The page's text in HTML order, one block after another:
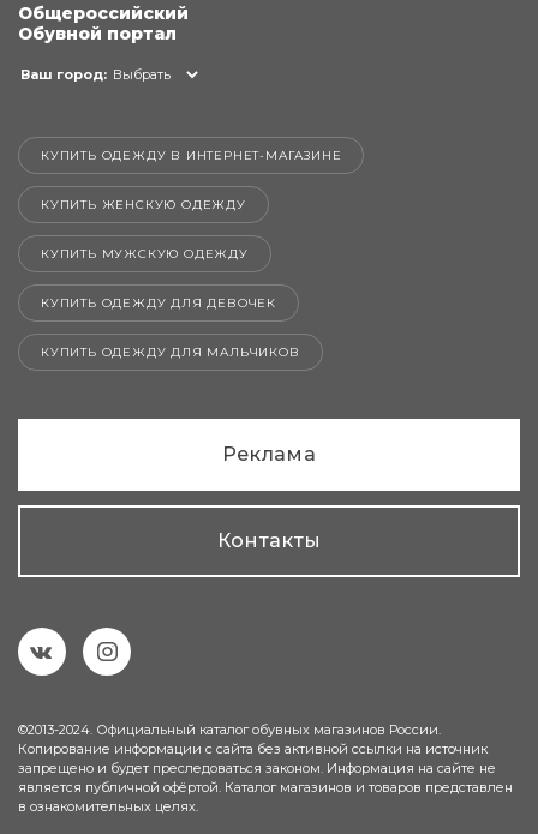
Общероссийский
Обувной портал
Ваш город: Выбрать
КУПИТЬ ОДЕЖДУ В ИНТЕРНЕТ-МАГАЗИНЕ
КУПИТЬ ЖЕНСКУЮ ОДЕЖДУ
КУПИТЬ МУЖСКУЮ ОДЕЖДУ
КУПИТЬ ОДЕЖДУ ДЛЯ ДЕВОЧЕК
КУПИТЬ ОДЕЖДУ ДЛЯ МАЛЬЧИКОВ
Реклама
Контакты
©2013-2024. Официальный каталог обувных магазинов России.
Копирование информации с сайта без активной ссылки на источник
запрещено и будет преследоваться законом. Информация на сайте не
является публичной офёртой. Каталог магазинов и товаров представлен
в ознакомительных целях.